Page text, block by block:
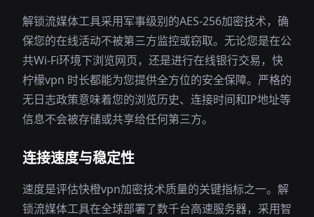
解锁流媒体工具采用军事级别的AES-256加密技术，确
保您的在线活动不被第三方监控或窃取。无论您是在公
共Wi-Fi环境下浏览网页，还是进行在线银行交易，快
柠檬vpn 时长都能为您提供全方位的安全保障。严格的
无日志政策意味着您的浏览历史、连接时间和IP地址等
信息不会被存储或共享给任何第三方。
连接速度与稳定性
速度是评估快橙vpn加密技术质量的关键指标之一。解
锁流媒体工具在全球部署了数千台高速服务器，采用智